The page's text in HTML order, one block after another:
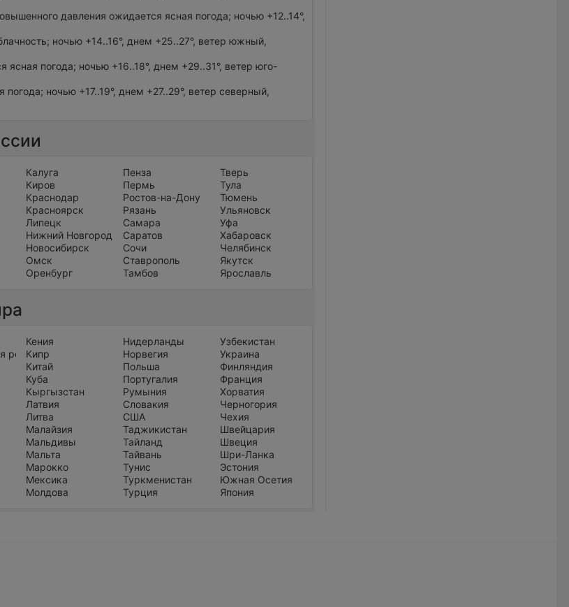
давления ожидается ясная погода; ночью +12..14°,
ночью +14..16°, днем +25..27°, ветер южный,
ясная погода; ночью +16..18°, днем +29..31°, ветер юго-
ночью +17..19°, днем +27..29°, ветер северный,
Калуга
Киров
Краснодар
Красноярск
Липецк
Нижний Новгород
Новосибирск
Омск
Оренбург
Пенза
Пермь
Ростов-на-Дону
Рязань
Самара
Саратов
Сочи
Ставрополь
Тамбов
Тверь
Тула
Тюмень
Ульяновск
Уфа
Хабаровск
Челябинск
Якутск
Ярославль
республика
Кения
Кипр
Китай
Куба
Кыргызстан
Латвия
Литва
Малайзия
Мальдивы
Мальта
Марокко
Мексика
Молдова
Нидерланды
Норвегия
Польша
Португалия
Румыния
Словакия
США
Таджикистан
Тайланд
Тайвань
Тунис
Туркменистан
Турция
Узбекистан
Украина
Финляндия
Франция
Хорватия
Черногория
Чехия
Швейцария
Швеция
Шри-Ланка
Эстония
Южная Осетия
Япония